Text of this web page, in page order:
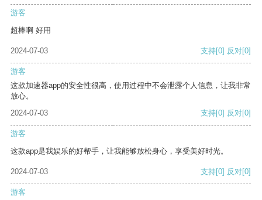
游客
超棒啊 好用
2024-07-03 支持[0] 反对[0]
游客
这款加速器app的安全性很高，使用过程中不会泄露个人信息，让我非常
放心。
2024-07-03
支持[0] 反对[0]
游客
这款app是我娱乐的好帮手，让我能够放松身心，享受美好时光。
2024-07-03 支持[0] 反对[0]
游客